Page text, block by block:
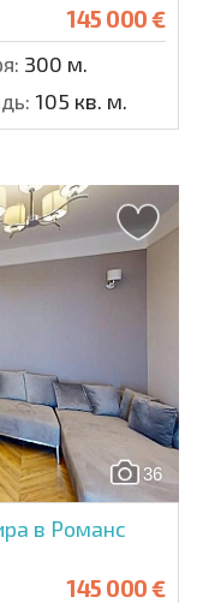
145 000 €
300 м.
105 кв. м.
36
в Романс
145 000 €